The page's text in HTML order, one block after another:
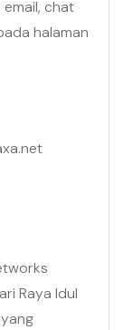
chat
halaman
Raya Idul